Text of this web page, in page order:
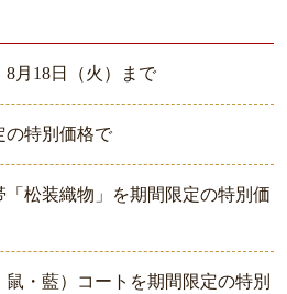
月18日（火）まで
の特別価格で
松装織物」を期間限定の特別価
・藍）コートを期間限定の特別